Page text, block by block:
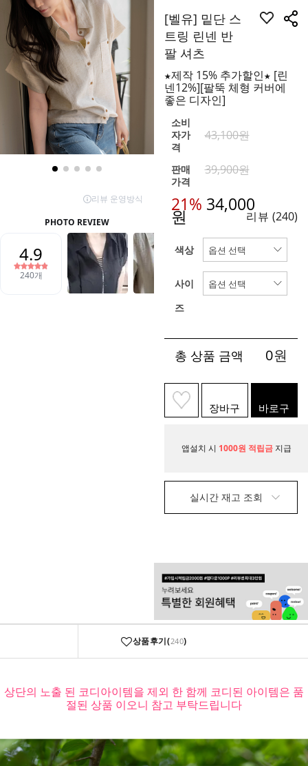
[벨유] 밑단 스
트링 린넨 반
팔 셔츠
★제작 15% 추가할인★ [린
넨12%][팔뚝 체형 커버에
좋은 디자인]
소비
자가
격
43,100원
판매
가격
39,900원
21% 34,000
원 리뷰 (240)
색상
사이
즈
총 상품 금액 0원
장바구
니
바로구
매
앱설치 시 1000원 적립금 지급
실시간 재고 조회
상품후기(240)
상단의 노출 된 코디아이템을 제외 한 함께 코디된 아이템은 품
절된 상품 이오니 참고 부탁드립니다